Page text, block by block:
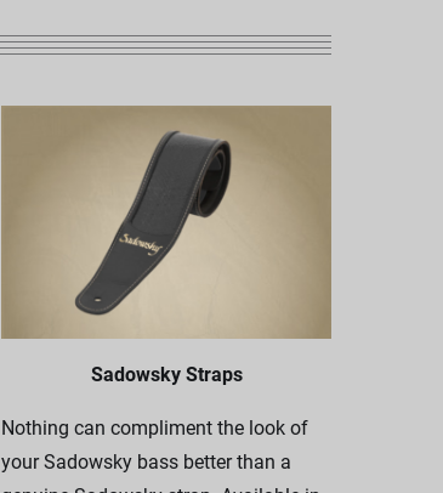
Sadowsky Straps
Nothing can compliment the look of
your Sadowsky bass better than a